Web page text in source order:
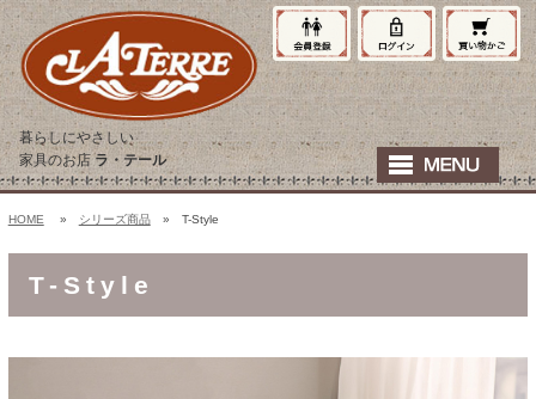
暮らしにやさしい
家具のお店ラ・テール
HOME » シリーズ商品» T-Style
T-Style